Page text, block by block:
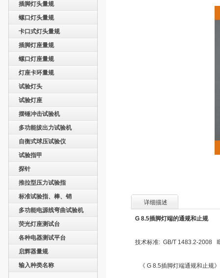
插脚灯头量规
螺口灯头量规
卡口式灯头量规
插脚灯座量规
螺口灯座量规
灯座卡环量规
试验灯头
试验灯座
摆锤冲击试验机
多功能拔出力试验机
自衡式球压试验仪
试验指甲
探针
推拉型压力试验指
标准试验指、棒、销
多功能电源线弯曲试验机
荧光灯座测试台
各种电器测试平台
启辉器量规
输入种类名称
详细描述
G 8.5插脚灯端的通规和止规
技术标准: GB/T 1483.2-2008
《 G 8.5插脚灯端通规和止规